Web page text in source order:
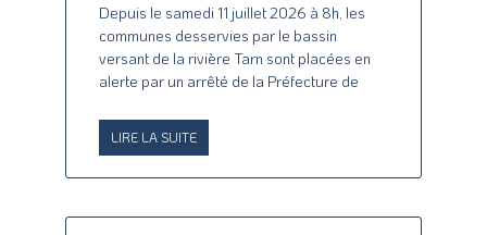
Depuis le samedi 11 juillet 2026 à 8h, les
communes desservies par le bassin
versant de la rivière Tarn sont placées en
alerte par un arrêté de la Préfecture de
LIRE LA SUITE